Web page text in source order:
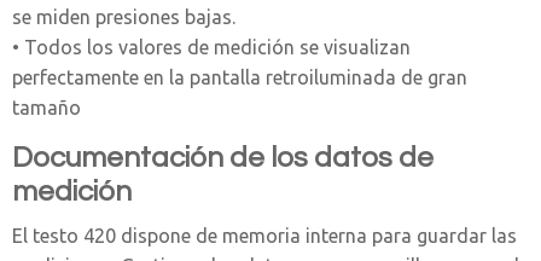
se miden presiones bajas.
• Todos los valores de medición se visualizan
perfectamente en la pantalla retroiluminada de gran
tamaño
Documentación de los datos de
medición
El testo 420 dispone de memoria interna para guardar las